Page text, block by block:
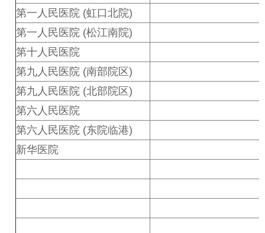
第一人民医院 (虹口北院)
第一人民医院 (松江南院)
第十人民医院
第九人民医院 (南部院区)
第九人民医院 (北部院区)
第六人民医院
第六人民医院 (东院临港)
新华医院